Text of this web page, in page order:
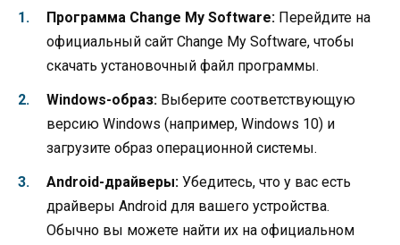
Программа Change My Software: Перейдите на
официальный сайт Change My Software, чтобы
скачать установочный файл программы.
Windows-образ: Выберите соответствующую
версию Windows (например, Windows 10) и
загрузите образ операционной системы.
Android-драйверы: Убедитесь, что у вас есть
драйверы Android для вашего устройства.
Обычно вы можете найти их на официальном